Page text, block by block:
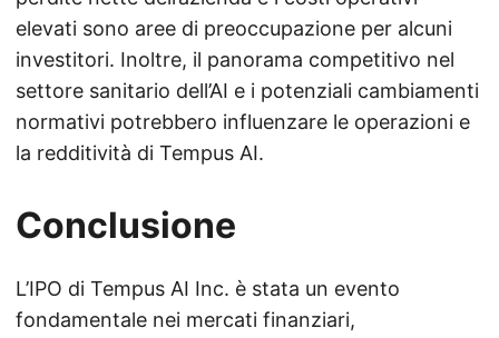
elevati sono aree di preoccupazione per alcuni
investitori. Inoltre, il panorama competitivo nel
settore sanitario dell’AI e i potenziali cambiamenti
normativi potrebbero influenzare le operazioni e
la redditività di Tempus AI.
Conclusione
L’IPO di Tempus AI Inc. è stata un evento
fondamentale nei mercati finanziari,